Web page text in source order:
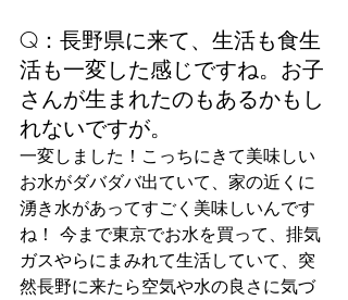
Q：長野県に来て、生活も食生
活も一変した感じですね。お子
さんが生まれたのもあるかもし
れないですが。
一変しました！こっちにきて美味しい
お水がダバダバ出ていて、家の近くに
湧き水があってすごく美味しいんです
ね！ 今まで東京でお水を買って、排気
ガスやらにまみれて生活していて、突
然長野に来たら空気や水の良さに気づ